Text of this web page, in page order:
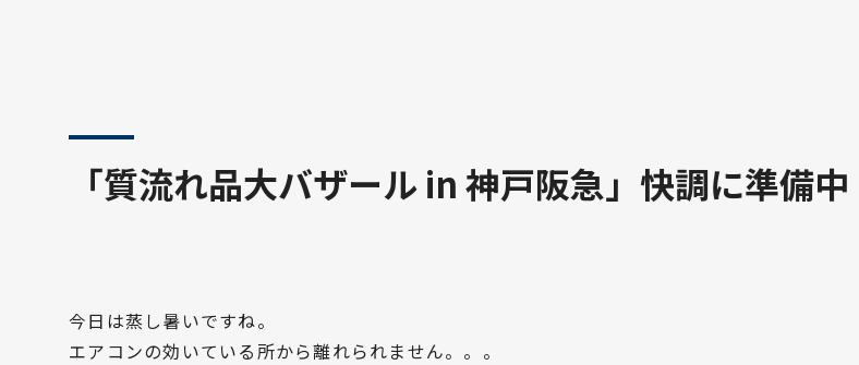
「質流れ品大バザール in 神戸阪急」快調に準備中
今日は蒸し暑いですね。
エアコンの効いている所から離れられません。。。